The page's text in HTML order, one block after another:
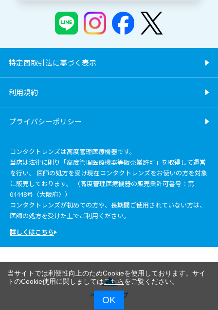
特定商取引法に基づく表示
利用規約
プライバシーポリシー
コンタクトレンズは高度管理医療機器です。
当店は法律に則り「高度管理医療機器等販売業許可」を取得して運営
を行い、 医師の処方を受け現在コンタクトレンズをお使いの方を対象
に販売しております。 （高度管理医療機器の販売業許可番号：第
04448号〈大阪府〉）
コンタクトレンズが初めての方や、長期間ご使用されていない方は、
医師の処方を受けた上でご利用ください。
詳しくはこちら
ページトップ
当サイトでは利便性向上のためCookieを使用しております。サイ
トのCookie使用に関しましてはこちらをご覧ください。
OK